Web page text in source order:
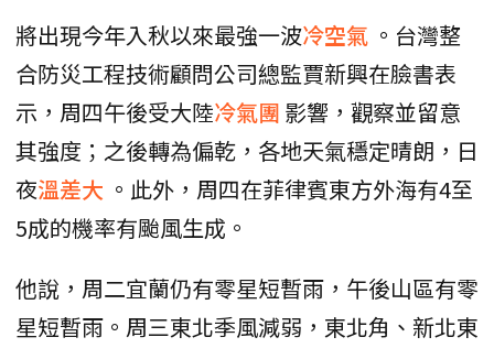
將出現今年入秋以來最強一波冷空氣 。台灣整
合防災工程技術顧問公司總監賈新興在臉書表
示，周四午後受大陸冷氣團 影響，觀察並留意
其強度；之後轉為偏乾，各地天氣穩定晴朗，日
夜溫差大 。此外，周四在菲律賓東方外海有4至
5成的機率有颱風生成。
他說，周二宜蘭仍有零星短暫雨，午後山區有零
星短暫雨。周三東北季風減弱，東北角、新北東